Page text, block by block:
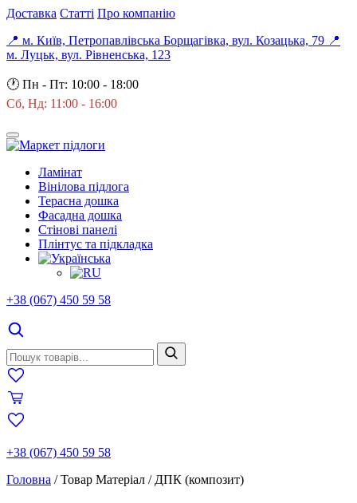
Доставка Статті Про компанію
📍 м. Київ, Петропавлівська Борщагівка, вул. Козацька, 79 📍
м. Луцьк, вул. Рівненська, 123
🕐 Пн - Пт: 10:00 - 18:00
Сб, Нд: 11:00 - 16:00
Ламінат
Вінілова підлога
Терасна дошка
Фасадна дошка
Стінові панелі
Плінтус та підкладка
+38 (067) 450 59 58
+38 (067) 450 59 58
Головна /Товар Матеріал / ДПК (композит)